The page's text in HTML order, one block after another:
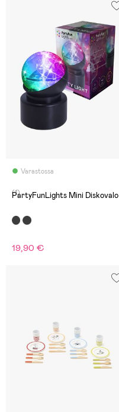
Varastossa
(1)
PartyFunLights Mini Diskovalo
19,90 €